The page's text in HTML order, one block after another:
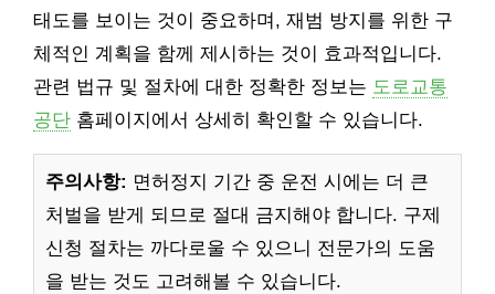
태도를 보이는 것이 중요하며, 재범 방지를 위한 구
체적인 계획을 함께 제시하는 것이 효과적입니다.
관련 법규 및 절차에 대한 정확한 정보는 도로교통
공단 홈페이지에서 상세히 확인할 수 있습니다.
주의사항: 면허정지 기간 중 운전 시에는 더 큰
처벌을 받게 되므로 절대 금지해야 합니다. 구제
신청 절차는 까다로울 수 있으니 전문가의 도움
을 받는 것도 고려해볼 수 있습니다.